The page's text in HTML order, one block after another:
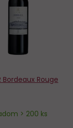
Bordeaux Rouge
> 200 ks